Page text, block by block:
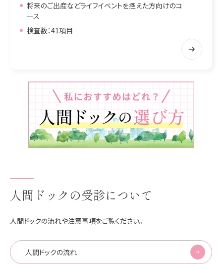
将来のご出産などライフイベントを控えた方向けのコ
ース
検査数：41項目
人間ドックの受診について
人間ドックの流れや注意事項をご覧ください。
人間ドックの流れ